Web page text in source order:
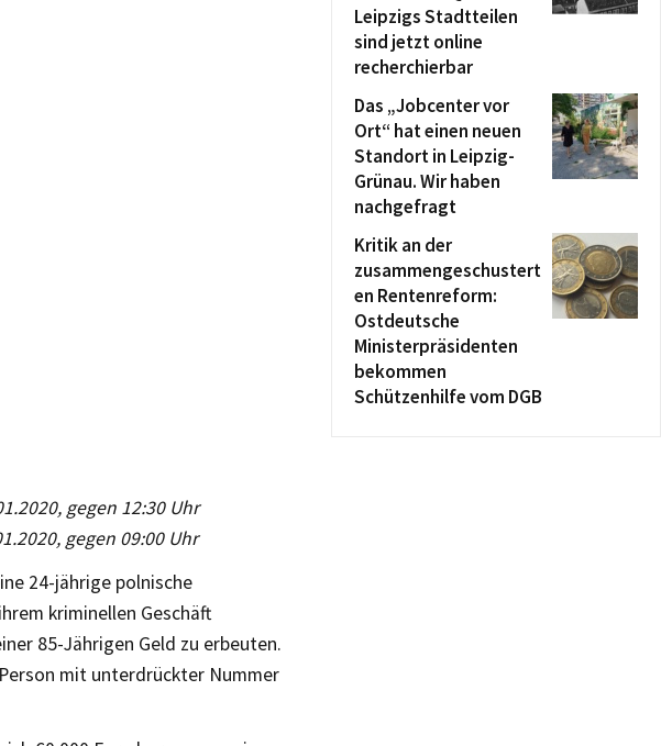
gegen 12:30 Uhr
gegen 09:00 Uhr
24-jährige polnische
kriminellen Geschäft
85-Jährigen Geld zu erbeuten.
mit unterdrückter Nummer
Leipzigs Stadtteilen
sind jetzt online
recherchierbar
Das „Jobcenter vor
Ort“ hat einen neuen
Standort in Leipzig-
Grünau. Wir haben
nachgefragt
Kritik an der
zusammengeschustert
en Rentenreform:
Ostdeutsche
Ministerpräsidenten
bekommen
Schützenhilfe vom DGB